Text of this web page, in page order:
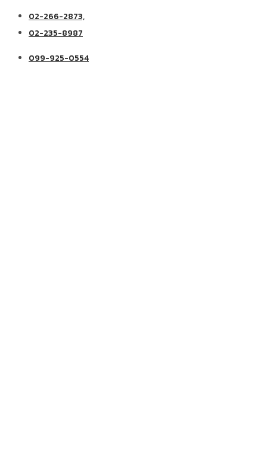
02-266-2873,
02-235-8987
099-925-0554